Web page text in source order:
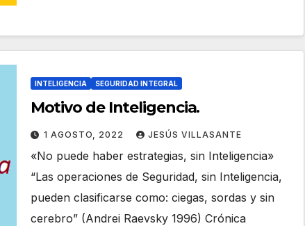
INTELIGENCIA SEGURIDAD INTEGRAL
Motivo de Inteligencia.
1 AGOSTO, 2022 JESÚS VILLASANTE
«No puede haber estrategias, sin Inteligencia»
“Las operaciones de Seguridad, sin Inteligencia,
pueden clasificarse como: ciegas, sordas y sin
cerebro” (Andrei Raevsky 1996) Crónica